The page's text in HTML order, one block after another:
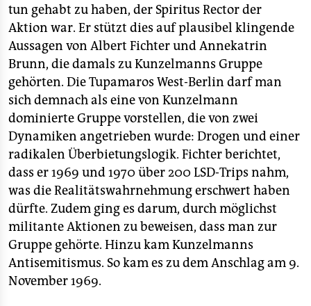
tun gehabt zu haben, der Spiritus Rector der
Aktion war. Er stützt dies auf plausibel klingende
Aussagen von Albert Fichter und Annekatrin
Brunn, die damals zu Kunzelmanns Gruppe
gehörten. Die Tupamaros West-Berlin darf man
sich demnach als eine von Kunzelmann
dominierte Gruppe vorstellen, die von zwei
Dynamiken angetrieben wurde: Drogen und einer
radikalen Überbietungslogik. Fichter berichtet,
dass er 1969 und 1970 über 200 LSD-Trips nahm,
was die Realitätswahrnehmung erschwert haben
dürfte. Zudem ging es darum, durch möglichst
militante Aktionen zu beweisen, dass man zur
Gruppe gehörte. Hinzu kam Kunzelmanns
Antisemitismus. So kam es zu dem Anschlag am 9.
November 1969.